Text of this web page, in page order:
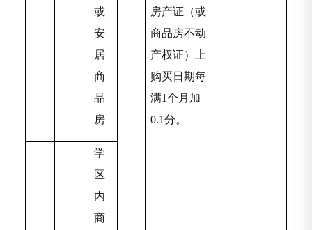
或
安
居
商
品
房
房产证（或
商品房不动
产权证）上
购买日期每
满1个月加
0.1分。
学
区
内
商